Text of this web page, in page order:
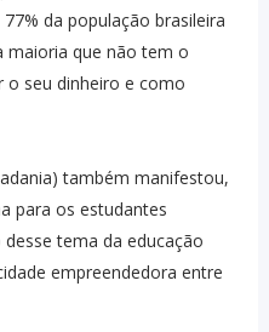
da população brasileira
maioria que não tem o
seu dinheiro e como
também manifestou,
para os estudantes
tema da educação
empreendedora entre